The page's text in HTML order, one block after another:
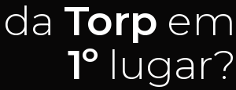
da Torp em
1º lugar?